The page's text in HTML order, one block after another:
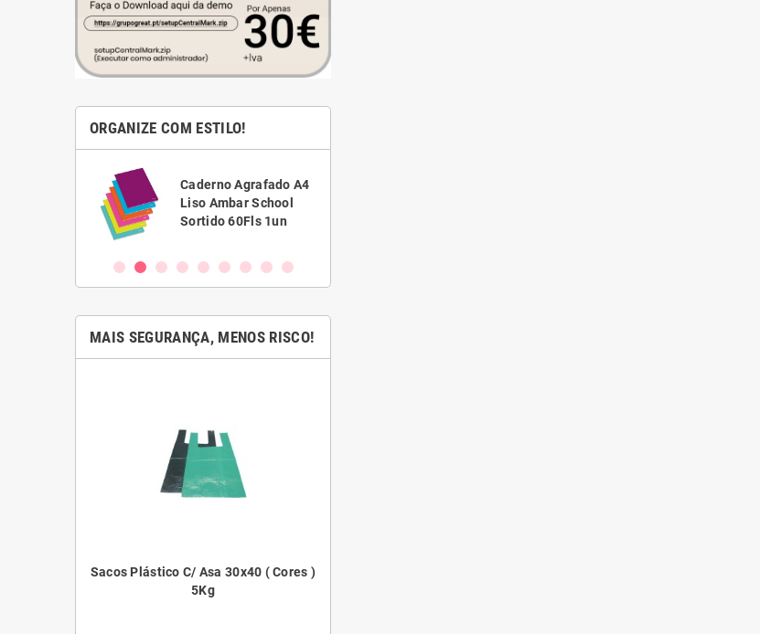
ORGANIZE COM ESTILO!
Caderno Agrafado A4
Liso Ambar School
Sortido 60Fls 1un
MAIS SEGURANÇA, MENOS RISCO!
Sacos Plástico C/ Asa 30x40 ( Cores )
5Kg